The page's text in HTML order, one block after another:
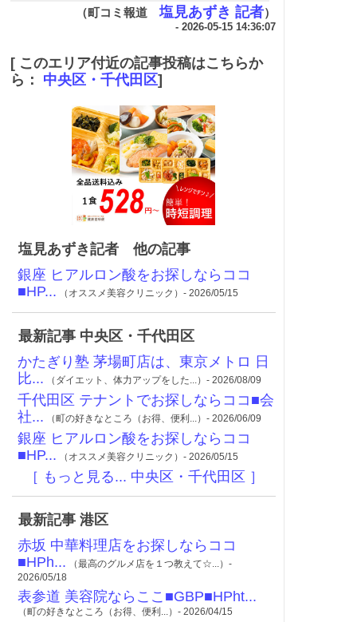
（町コミ報道 塩見あずき 記者）
- 2026-05-15 14:36:07
[ このエリア付近の記事投稿はこちらか
ら： 中央区・千代田区]
塩見あずき記者 他の記事
銀座 ヒアルロン酸をお探しならココ
■HP... （オススメ美容クリニック）- 2026/05/15
最新記事 中央区・千代田区
かたぎり塾 茅場町店は、東京メトロ 日
比... （ダイエット、体力アップをした...）- 2026/08/09
千代田区 テナントでお探しならココ■会
社... （町の好きなところ（お得、便利...）- 2026/06/09
銀座 ヒアルロン酸をお探しならココ
■HP... （オススメ美容クリニック）- 2026/05/15
［ もっと見る... 中央区・千代田区 ］
最新記事 港区
赤坂 中華料理店をお探しならココ
■HPh... （最高のグルメ店を１つ教えて☆...）-
2026/05/18
表参道 美容院ならここ■GBP■HPht...
（町の好きなところ（お得、便利...）- 2026/04/15